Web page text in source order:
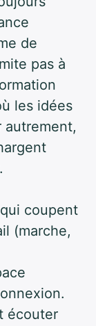
de
pas à
les idées
autrement,
coupent
(marche,
écouter